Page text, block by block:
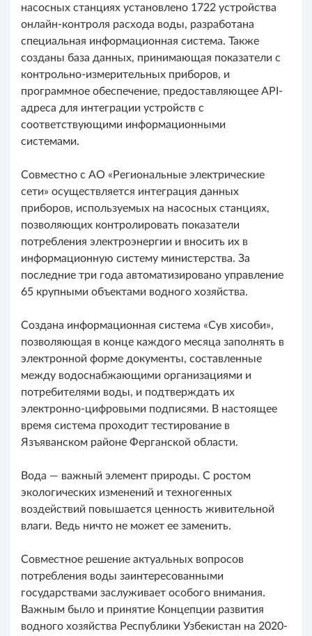
насосных станциях установлено 1722 устройства
онлайн-контроля расхода воды, разработана
специальная информационная система. Также
созданы база данных, принимающая показатели с
контрольно-измерительных приборов, и
программное обеспечение, предоставляющее API-
адреса для интеграции устройств с
соответствующими информационными
системами.
Совместно с АО «Региональные электрические
сети» осуществляется интеграция данных
приборов, используемых на насосных станциях,
позволяющих контролировать показатели
потребления электроэнергии и вносить их в
информационную систему министерства. За
последние три года автоматизировано управление
65 крупными объектами водного хозяйства.
Создана информационная система «Сув хисоби»,
позволяющая в конце каждого месяца заполнять в
электронной форме документы, составленные
между водоснабжающими организациями и
потребителями воды, и подтверждать их
электронно-цифровыми подписями. В настоящее
время система проходит тестирование в
Язъяванском районе Ферганской области.
Вода — важный элемент природы. С ростом
экологических изменений и техногенных
воздействий повышается ценность живительной
влаги. Ведь ничто не может ее заменить.
Совместное решение актуальных вопросов
потребления воды заинтересованными
государствами заслуживает особого внимания.
Важным было и принятие Концепции развития
водного хозяйства Республики Узбекистан на 2020-